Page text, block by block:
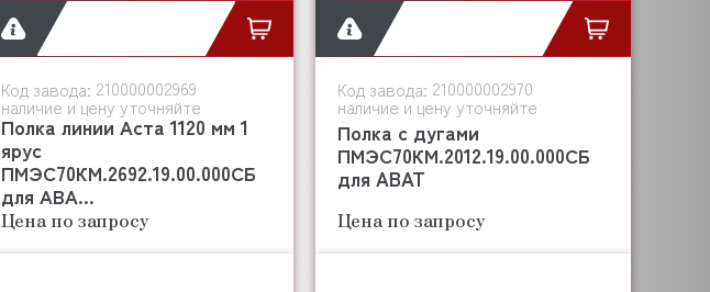
Код завода: 210000002969
наличие и цену уточняйте
Полка линии Аста 1120 мм 1
ярус
ПМЭС70КМ.2692.19.00.000СБ
для АВА...
Цена по запросу
Код завода: 210000002970
наличие и цену уточняйте
Полка с дугами
ПМЭС70КМ.2012.19.00.000СБ
для ABAT
Цена по запросу